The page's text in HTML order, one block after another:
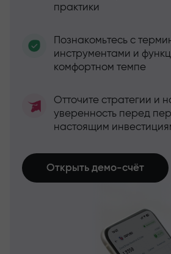
практики
Познакомьтесь с
инструментами и
комфортном темпе
Отточите стратегии и
уверенность перед
настоящим
Открыть демо-счёт